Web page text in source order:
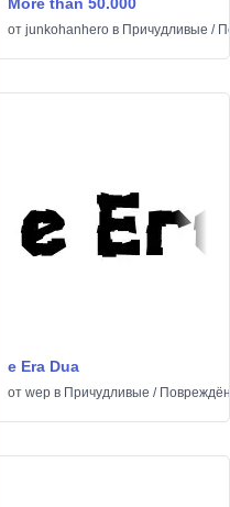
от junkohanhero в Причудливые /
e Era Dua
от wep в Причудливые /